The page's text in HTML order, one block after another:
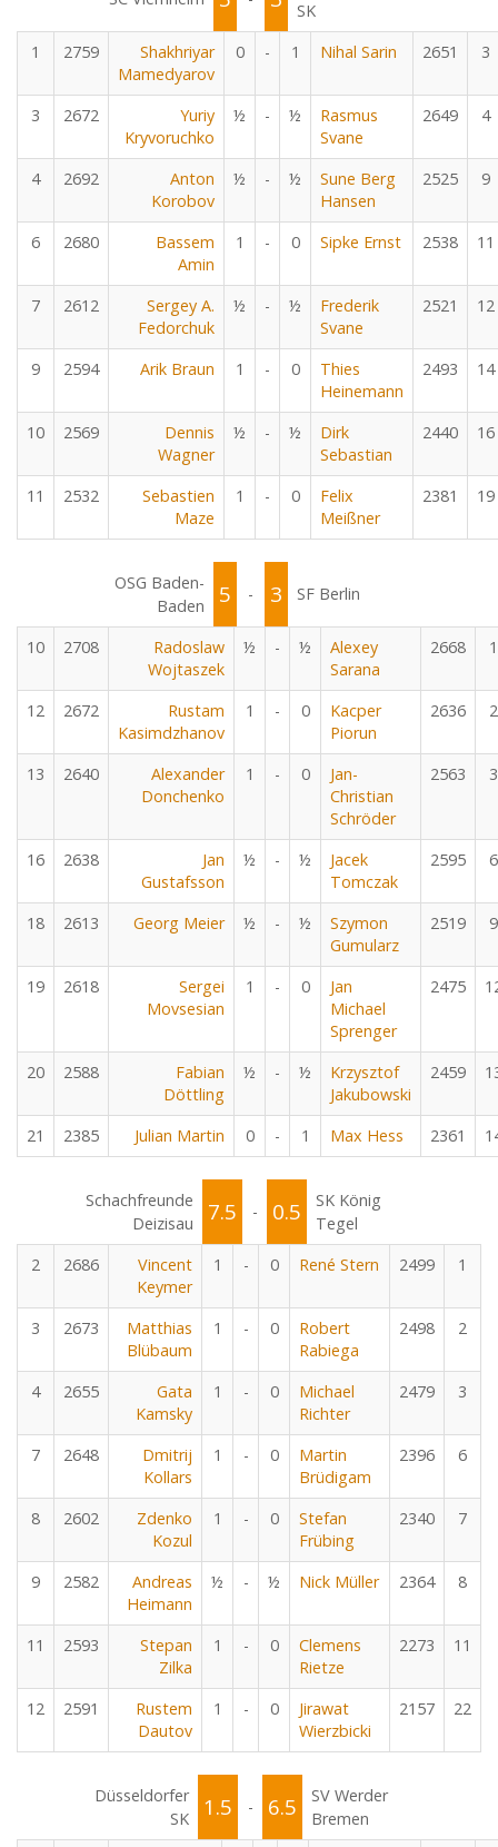
SK
1
2759
Shakhriyar
Mamedyarov
0 - 1 Nihal Sarin 2651 3
3 2672
Yuriy
Kryvoruchko
½ - ½
Rasmus
Svane
2649 4
4 2692
Anton
Korobov
½ - ½
Sune Berg
Hansen
2525 9
6 2680
Bassem
Amin
1 - 0 Sipke Ernst 2538 11
7 2612
Sergey A.
Fedorchuk
½ - ½
Frederik
Svane
2521 12
9 2594 Arik Braun 1 - 0
Thies
Heinemann
2493 14
10 2569
Dennis
Wagner
½ - ½
Dirk
Sebastian
2440 16
11 2532
Sebastien
Maze
1 - 0
Felix
Meißner
2381 19
OSG Baden-
Baden
5 - 3 SF Berlin
10 2708
Radoslaw
Wojtaszek
½ - ½
Alexey
Sarana
2668 1
12 2672
Rustam
Kasimdzhanov
1 - 0
Kacper
Piorun
2636 2
13 2640
Alexander
Donchenko
1 - 0
Jan-
Christian
Schröder
2563 3
16 2638
Jan
Gustafsson
½ - ½
Jacek
Tomczak
2595 6
18 2613 Georg Meier ½ - ½
Szymon
Gumularz
2519 9
19 2618
Sergei
Movsesian
1 - 0
Jan
Michael
Sprenger
2475
20 2588
Fabian
Döttling
½ - ½
Krzysztof
Jakubowski
2459
21 2385 Julian Martin 0 - 1 Max Hess 2361
Schachfreunde
Deizisau
7.5 - 0.5
SK König
Tegel
2
2686
Vincent
Keymer
1 - 0 René Stern 2499 1
3 2673
Matthias
Blübaum
1 - 0
Robert
Rabiega
2498 2
4 2655
Gata
Kamsky
1 - 0
Michael
Richter
2479 3
7 2648
Dmitrij
Kollars
1 - 0
Martin
Brüdigam
2396 6
8 2602
Zdenko
Kozul
1 - 0
Stefan
Frübing
2340 7
9 2582
Andreas
Heimann
½ - ½ Nick Müller 2364 8
11 2593
Stepan
Zilka
1 - 0
Clemens
Rietze
2273 11
12 2591
Rustem
Dautov
1 - 0
Jirawat
Wierzbicki
2157 22
Düsseldorfer
SK
1.5 - 6.5
SV Werder
Bremen